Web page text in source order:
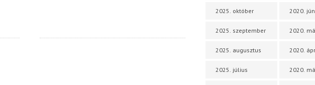
2025. október
2025. szeptember
2025. augusztus
2025. július
2020.
2020.
2020.
2020.